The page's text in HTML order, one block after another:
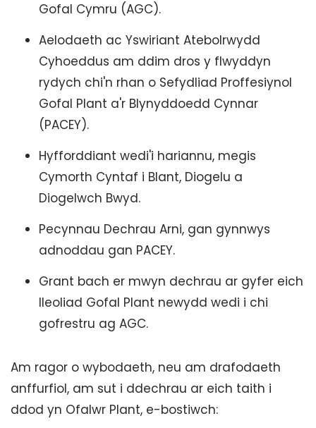
Gofal Cymru (AGC).
Aelodaeth ac Yswiriant Atebolrwydd
Cyhoeddus am ddim dros y flwyddyn
rydych chi'n rhan o Sefydliad Proffesiynol
Gofal Plant a'r Blynyddoedd Cynnar
(PACEY).
Hyfforddiant wedi'i hariannu, megis
Cymorth Cyntaf i Blant, Diogelu a
Diogelwch Bwyd.
Pecynnau Dechrau Arni, gan gynnwys
adnoddau gan PACEY.
Grant bach er mwyn dechrau ar gyfer eich
lleoliad Gofal Plant newydd wedi i chi
gofrestru ag AGC.
Am ragor o wybodaeth, neu am drafodaeth
anffurfiol, am sut i ddechrau ar eich taith i
ddod yn Ofalwr Plant, e-bostiwch: